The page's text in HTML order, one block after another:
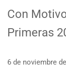
Con
Primeras
6 de noviembre